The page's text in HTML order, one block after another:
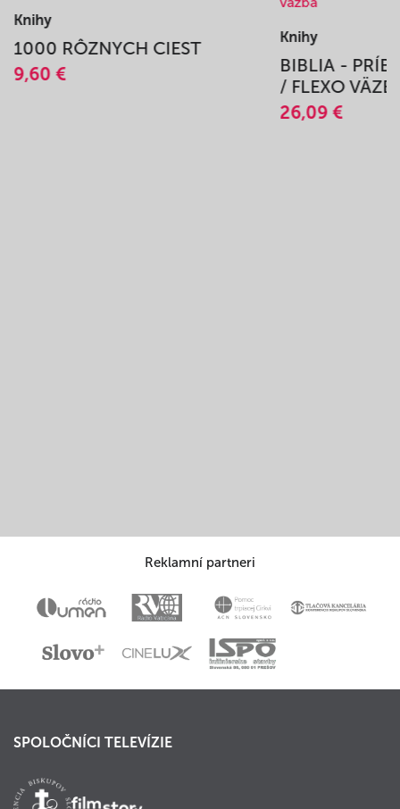
Knihy
1000 RÔZNYCH CIEST
9,60 €
Knihy
BIBLIA -
/ FLEXO
26,09 €
Reklamní partneri
SPOLOČNÍCI TELEVÍZIE